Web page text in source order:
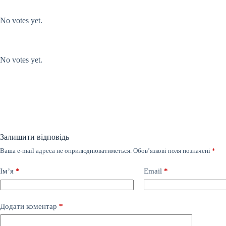
No votes yet.
No votes yet.
Залишити відповідь
Ваша e-mail адреса не оприлюднюватиметься. Обов’язкові поля позначені *
Ім’я * Email *
Додати коментар *